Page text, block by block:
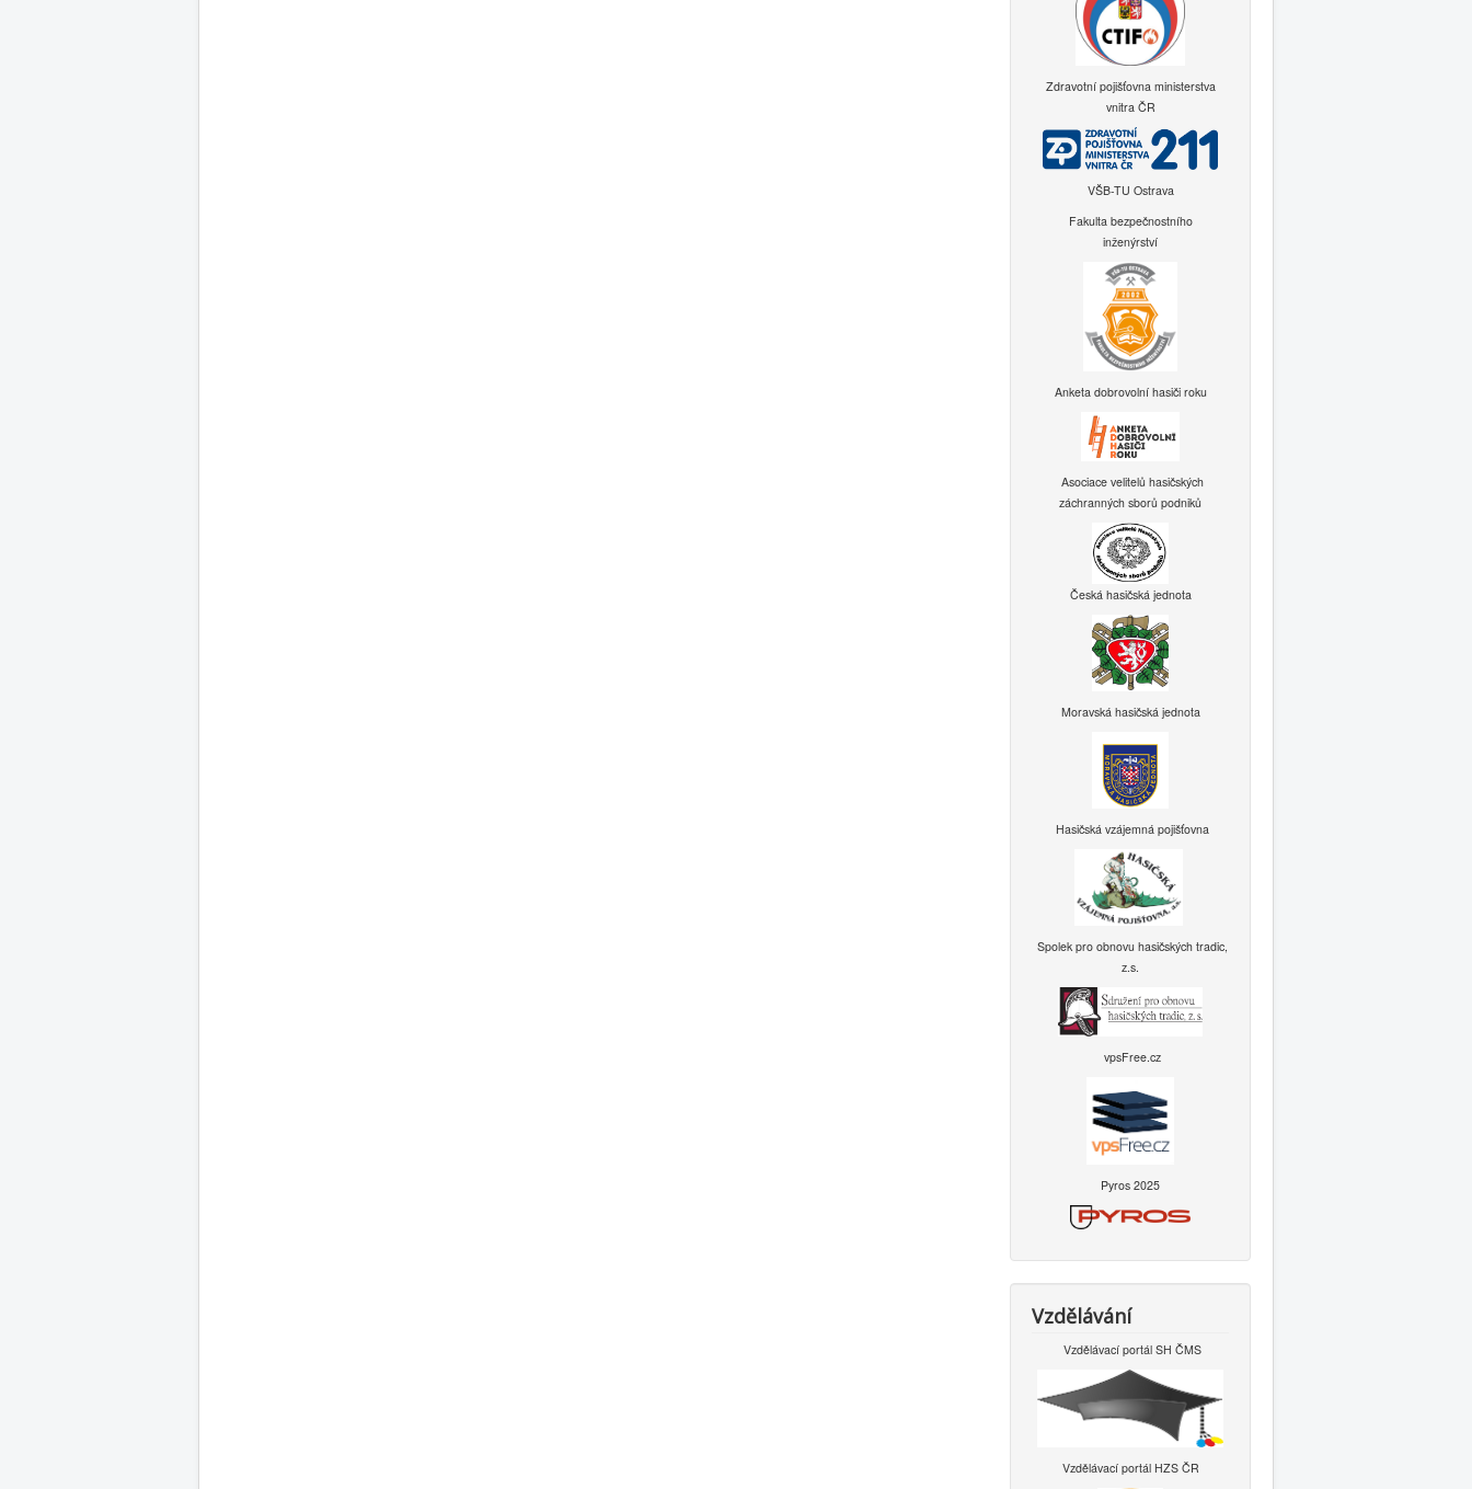
Zdravotní pojišťovna ministerstva
vnitra ČR
VŠB-TU Ostrava
Fakulta bezpečnostního
inženýrství
Anketa dobrovolní hasiči roku
Asociace velitelů hasičských
záchranných sborů podniků
Česká hasičská jednota
Moravská hasičská jednota
Hasičská vzájemná pojišťovna
Spolek pro obnovu hasičských tradic,
z.s.
vpsFree.cz
Pyros 2025
Vzdělávání
Vzdělávací portál SH ČMS
Vzdělávací portál HZS ČR